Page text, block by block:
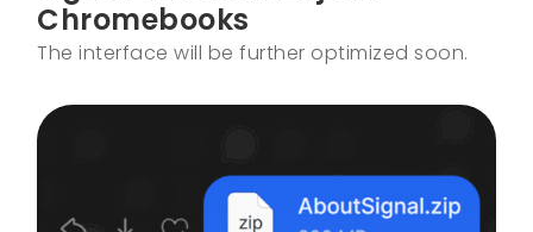
Chromebooks
The interface will be further optimized soon.